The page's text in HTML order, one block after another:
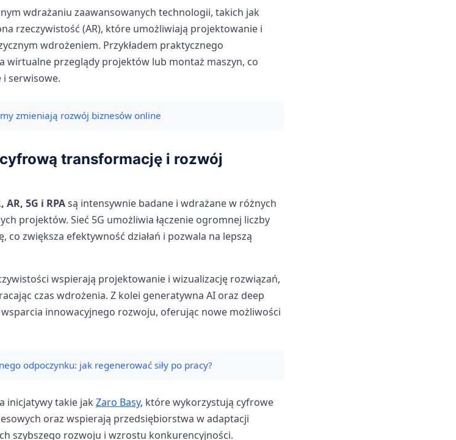
wdrażaniu zaawansowanych technologii, takich jak
rzeczywistość (AR), które umożliwiają projektowanie i
wdrożeniem. Przykładem praktycznego
wirtualne przeglądy projektów lub montaż maszyn, co
serwisowe.
zmieniają rozwój biznesów online
transformację i rozwój
AR, 5G i RPAsą intensywnie badane i wdrażane w różnych
projektów. Sieć 5G umożliwia łączenie ogromnej liczby
zwiększa efektywność działań i pozwala na lepszą
wspierają projektowanie i wizualizację rozwiązań,
czas wdrożenia. Z kolei generatywna AI oraz deep
innowacyjnego rozwoju, oferując nowe możliwości
odpoczynku: jak regenerować siły po pracy?
inicjatywy takie jak Zaro Basy, które wykorzystują cyfrowe
oraz wspierają przedsiębiorstwa w adaptacji
szybszego rozwoju i wzrostu konkurencyjności.